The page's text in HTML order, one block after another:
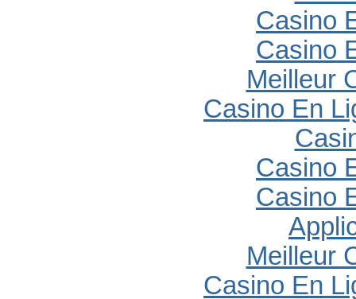
Casino
Casino
Meilleur
Casino En
Casino
Casino
Meilleur
Casino En